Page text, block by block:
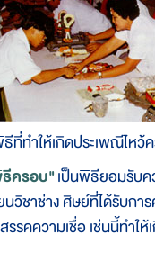
ทำให้เกิดประเพณีไหว้
ครอบ"เป็นพิธียอมรับค
วิชาช่าง ศิษย์ที่ได้รับกา
รคความเชื่อ เช่นนี้ทำ